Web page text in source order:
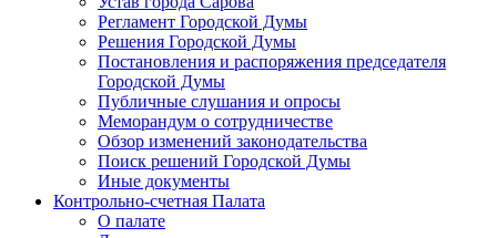
Регламент Городской Думы
Решения Городской Думы
Постановления и распоряжения председателя
Городской Думы
Публичные слушания и опросы
Меморандум о сотрудничестве
Обзор изменений законодательства
Поиск решений Городской Думы
Иные документы
Контрольно-счетная Палата
О палате